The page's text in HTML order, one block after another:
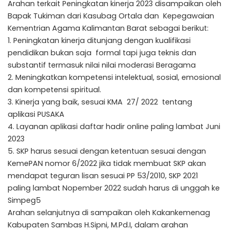
Arahan terkait Peningkatan kinerja 2023 disampaikan oleh
Bapak Tukiman dari Kasubag Ortala dan Kepegawaian
Kementrian Agama Kalimantan Barat sebagai berikut:
1. Peningkatan kinerja ditunjang dengan kualifikasi
pendidikan bukan saja formal tapi juga teknis dan
substantif termasuk nilai nilai moderasi Beragama
2. Meningkatkan kompetensi intelektual, sosial, emosional
dan kompetensi spiritual.
3. Kinerja yang baik, sesuai KMA 27/ 2022 tentang
aplikasi PUSAKA
4. Layanan aplikasi daftar hadir online paling lambat Juni
2023
5. SKP harus sesuai dengan ketentuan sesuai dengan
KemePAN nomor 6/2022 jika tidak membuat SKP akan
mendapat teguran lisan sesuai PP 53/2010, SKP 2021
paling lambat Nopember 2022 sudah harus di unggah ke
Simpeg5
Arahan selanjutnya di sampaikan oleh Kakankemenag
Kabupaten Sambas H.Sipni, M.Pd.I, dalam arahan